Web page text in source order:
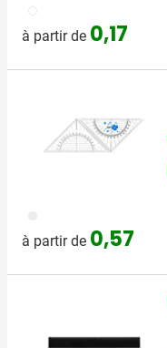
002
à partir de 0,17
à partir de 0,57